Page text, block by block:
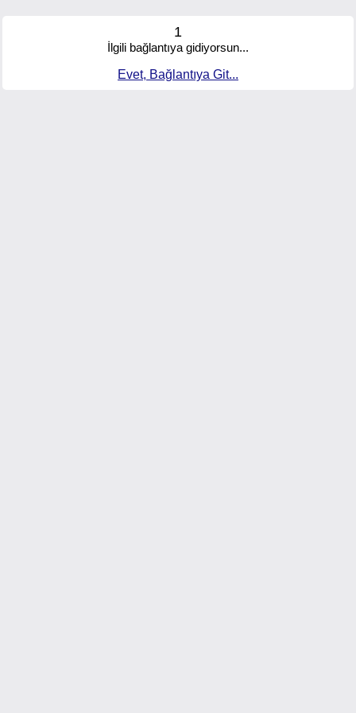
1
İlgili bağlantıya gidiyorsun...
Evet, Bağlantıya Git...